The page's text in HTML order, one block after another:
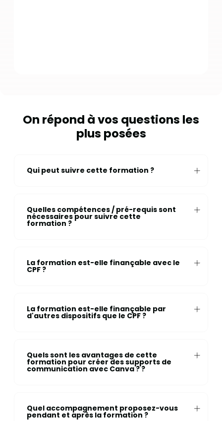
On répond à vos questions les
plus posées
Qui peut suivre cette formation ?
Quelles compétences / pré-requis sont
nécessaires pour suivre cette
formation ?
La formation est-elle finançable avec le
CPF ?
La formation est-elle finançable par
d'autres dispositifs que le CPF ?
Quels sont les avantages de cette
formation pour créer des supports de
communication avec Canva ? ?
Quel accompagnement proposez-vous
pendant et après la formation ?